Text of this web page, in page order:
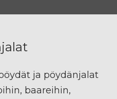
ja pöydänjalat
baareihin,